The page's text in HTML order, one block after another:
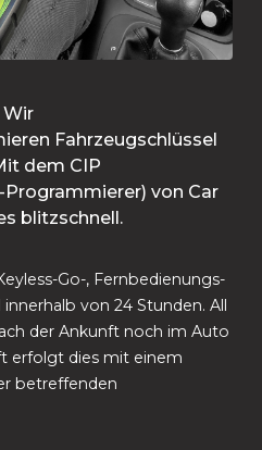
Wir
Fahrzeugschlüssel
dem CIP
von Car
blitzschnell.
Go-, Fernbedienungs-
von 24 Stunden. All
der Ankunft noch im Auto
erfolgt dies mit einem
betreffenden